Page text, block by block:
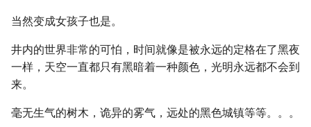
当然变成女孩子也是。
井内的世界非常的可怕，时间就像是被永远的定格在了黑夜
一样，天空一直都只有黑暗着一种颜色，光明永远都不会到
来。
毫无生气的树木，诡异的雾气，远处的黑色城镇等等。。。